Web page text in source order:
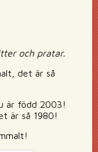
och pratar.
det är så
är född 2003!
är så 1980!